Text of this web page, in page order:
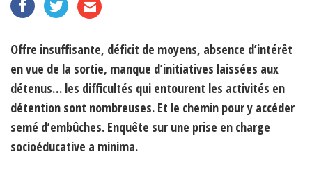
Offre insuffisante, déficit de moyens, absence d’intérêt
en vue de la sortie, manque d’initiatives laissées aux
détenus… les difficultés qui entourent les activités en
détention sont nombreuses. Et le chemin pour y accéder
semé d’embûches. Enquête sur une prise en charge
socioéducative a minima.